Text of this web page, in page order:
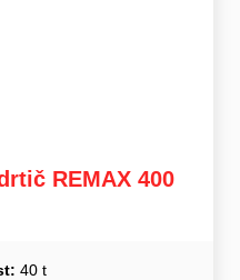
REMAX 400
40 t